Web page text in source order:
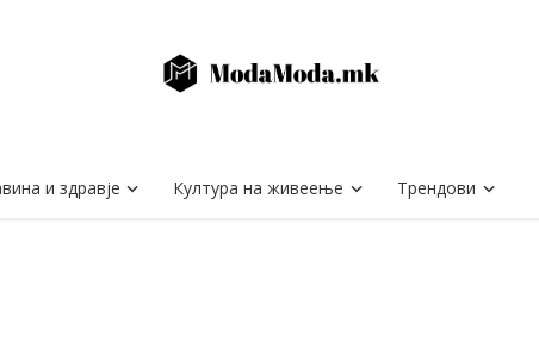
и здравје Култура на живеење Трендови